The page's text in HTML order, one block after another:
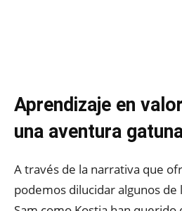
Aprendizaje en
una aventura
A través de la narrativa que
podemos dilucidar algunos de